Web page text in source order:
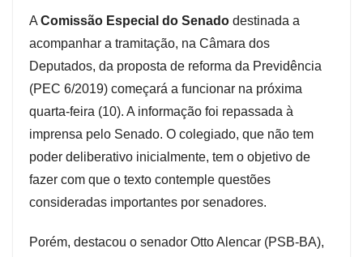
A Comissão Especial do Senado destinada a
acompanhar a tramitação, na Câmara dos
Deputados, da proposta de reforma da Previdência
(PEC 6/2019) começará a funcionar na próxima
quarta-feira (10). A informação foi repassada à
imprensa pelo Senado. O colegiado, que não tem
poder deliberativo inicialmente, tem o objetivo de
fazer com que o texto contemple questões
consideradas importantes por senadores.
Porém, destacou o senador Otto Alencar (PSB-BA),